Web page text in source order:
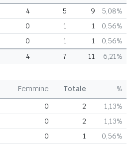
4 5 9
5,08%
0 1 1
0,56%
0 1 1
0,56%
4 7 11 6,21%
Femmine Totale
%
0 2
1,13%
0 2
1,13%
0 1
0,56%